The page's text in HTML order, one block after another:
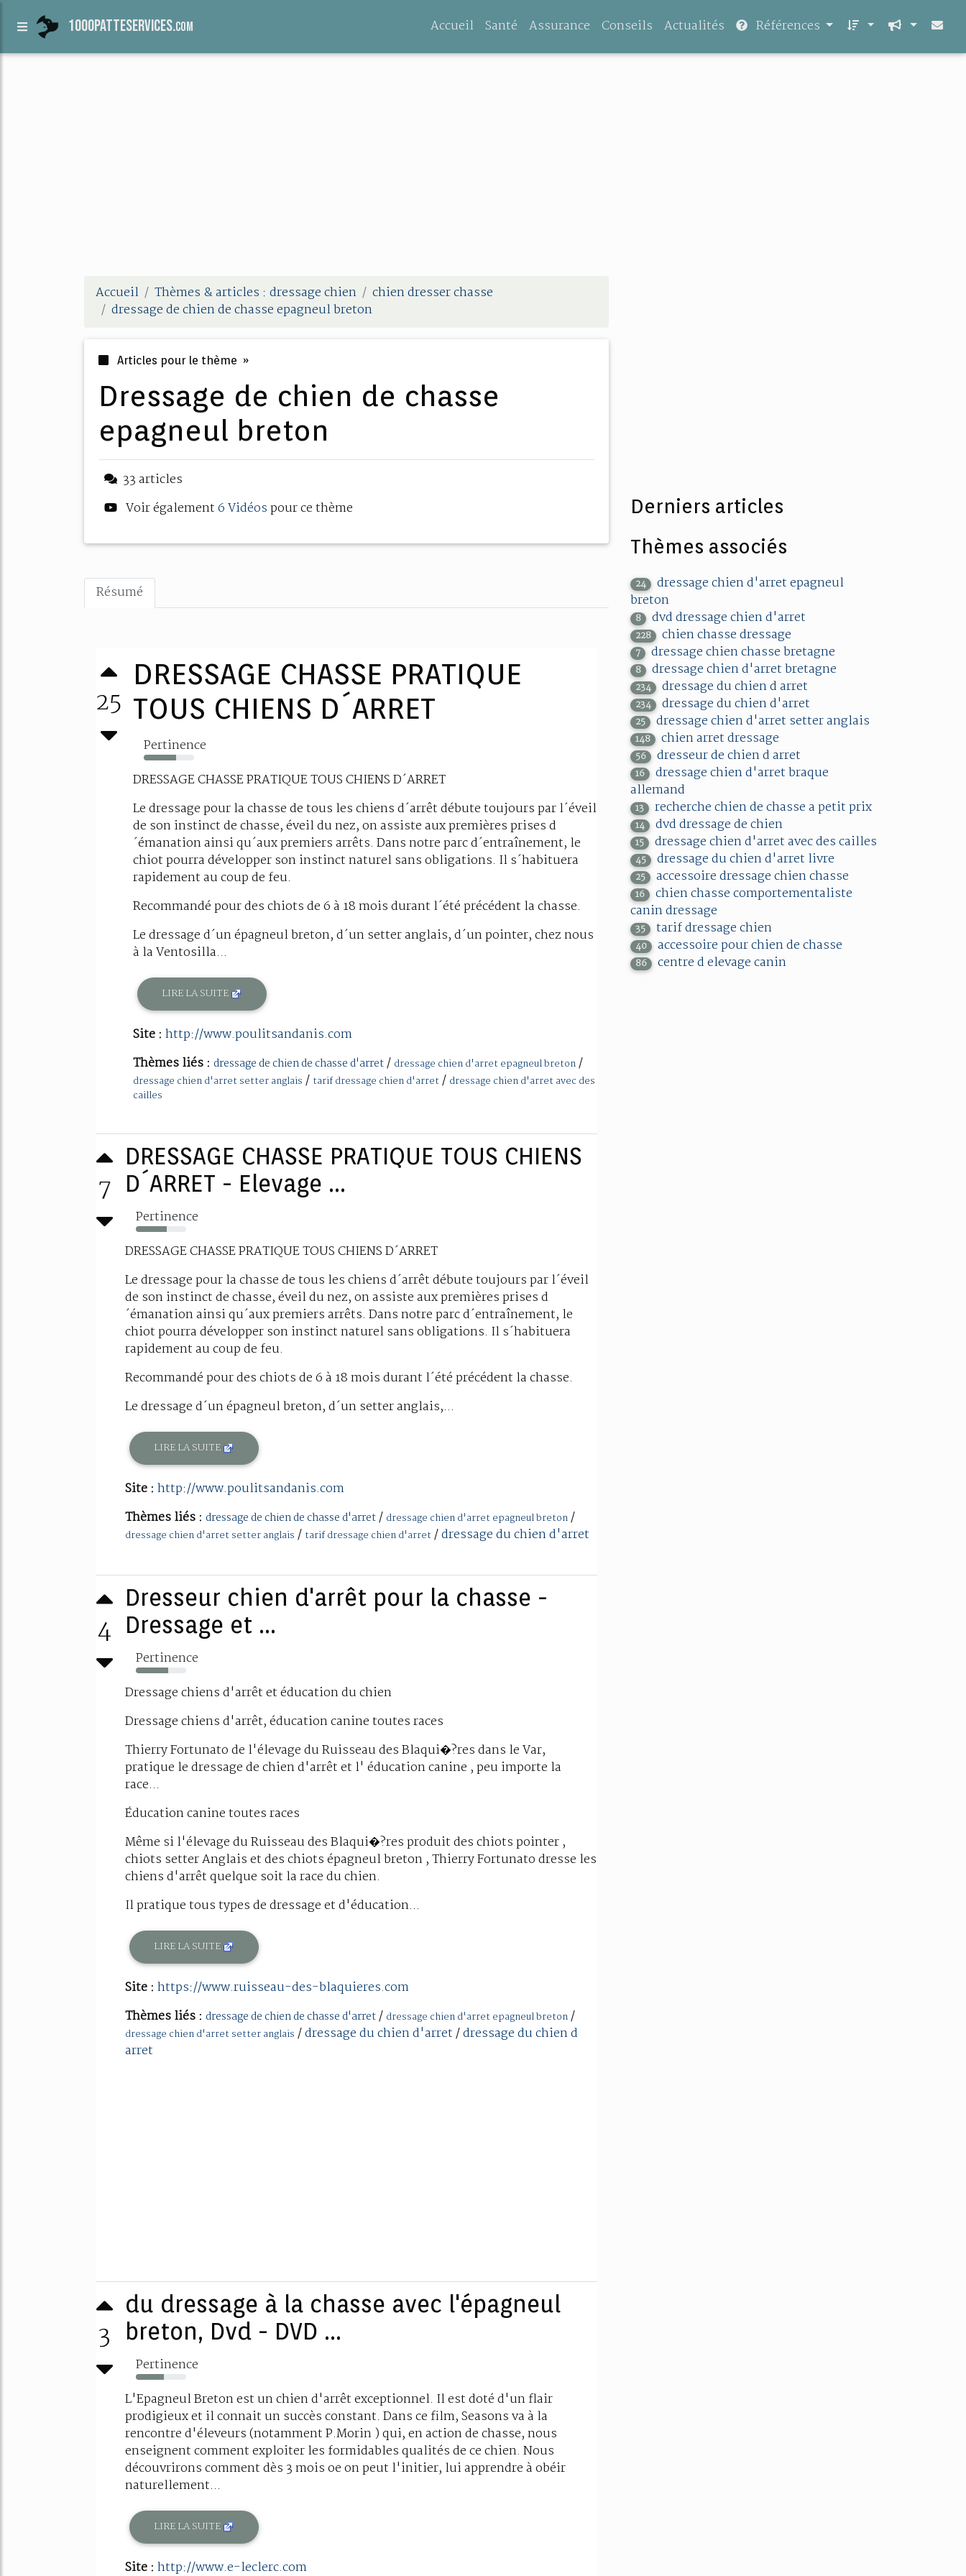
1000patteservices.com Accueil Santé Assurance Conseils Actualités Références
Accueil Thèmes & articles : dressage chien
chien dresser chasse
dressage de chien de chasse epagneul breton
Articles pour le thème »
dressage de chien de chasse
epagneul breton
33 articles
Voir également6 Vidéospour ce thème
Résumé
25
DRESSAGE CHASSE PRATIQUE
TOUS CHIENS D´ARRET
Pertinence
64%
DRESSAGE CHASSE PRATIQUE TOUS CHIENS D´ARRET
Le dressage pour la chasse de tous les chiens d´arrêt débute toujours par l´éveil
de son instinct de chasse, éveil du nez, on assiste aux premières prises d
´émanation ainsi qu´aux premiers arrêts. Dans notre parc d´entraînement, le
chiot pourra développer son instinct naturel sans obligations. Il s´habituera
rapidement au coup de feu.
Recommandé pour des chiots de 6 à 18 mois durant l´été précédent la chasse.
Le dressage d´un épagneul breton, d´un setter anglais, d´un pointer, chez nous
à la Ventosilla...
LIRE LA SUITE
Site : http://www.poulitsandanis.com
Thèmes liés : dressage de chien de chasse d'arret/ dressage chien d'arret epagneul breton/
dressage chien d'arret setter anglais / tarif dressage chien d'arret / dressage chien d'arret avec des
cailles
7
DRESSAGE CHASSE PRATIQUE TOUS CHIENS
D´ARRET - Elevage ...
Pertinence
62%
DRESSAGE CHASSE PRATIQUE TOUS CHIENS D´ARRET
Le dressage pour la chasse de tous les chiens d´arrêt débute toujours par l´éveil
de son instinct de chasse, éveil du nez, on assiste aux premières prises d
´émanation ainsi qu´aux premiers arrêts. Dans notre parc d´entraînement, le
chiot pourra développer son instinct naturel sans obligations. Il s´habituera
rapidement au coup de feu.
Recommandé pour des chiots de 6 à 18 mois durant l´été précédent la chasse.
Le dressage d´un épagneul breton, d´un setter anglais,...
LIRE LA SUITE
Site : http://www.poulitsandanis.com
Thèmes liés : dressage de chien de chasse d'arret/ dressage chien d'arret epagneul breton/
dressage chien d'arret setter anglais / tarif dressage chien d'arret /dressage du chien d'arret
4
Dresseur chien d'arrêt pour la chasse -
Dressage et ...
Pertinence
64%
Dressage chiens d'arrêt et éducation du chien
Dressage chiens d'arrêt, éducation canine toutes races
Thierry Fortunato de l'élevage du Ruisseau des Blaqui�?res dans le Var,
pratique le dressage de chien d'arrêt et l' éducation canine , peu importe la
race...
Éducation canine toutes races
Même si l'élevage du Ruisseau des Blaqui�?res produit des chiots pointer ,
chiots setter Anglais et des chiots épagneul breton , Thierry Fortunato dresse les
chiens d'arrêt quelque soit la race du chien.
Il pratique tous types de dressage et d'éducation...
LIRE LA SUITE
Site : https://www.ruisseau-des-blaquieres.com
Thèmes liés : dressage de chien de chasse d'arret/ dressage chien d'arret epagneul breton/
dressage chien d'arret setter anglais /dressage du chien d'arret/dressage du chien d
arret
3
du dressage à la chasse avec l'épagneul
breton, Dvd - DVD ...
Pertinence
55%
L'Epagneul Breton est un chien d'arrêt exceptionnel. Il est doté d'un flair
prodigieux et il connait un succès constant. Dans ce film, Seasons va à la
rencontre d'éleveurs (notamment P.Morin ) qui, en action de chasse, nous
enseignent comment exploiter les formidables qualités de ce chien. Nous
découvrirons comment dès 3 mois oe on peut l'initier, lui apprendre à obéir
naturellement...
LIRE LA SUITE
Site : http://www.e-leclerc.com
Derniers articles
Thèmes associés
24
dressage chien d'arret epagneul
breton
8 dvd dressage chien d'arret
228 chien chasse dressage
7 dressage chien chasse bretagne
8 dressage chien d'arret bretagne
234 dressage du chien d arret
234 dressage du chien d'arret
25 dressage chien d'arret setter anglais
148 chien arret dressage
56 dresseur de chien d arret
16
dressage chien d'arret braque
allemand
13 recherche chien de chasse a petit prix
14 dvd dressage de chien
15 dressage chien d'arret avec des cailles
45 dressage du chien d'arret livre
25 accessoire dressage chien chasse
16
chien chasse comportementaliste
canin dressage
35 tarif dressage chien
40 accessoire pour chien de chasse
86 centre d elevage canin